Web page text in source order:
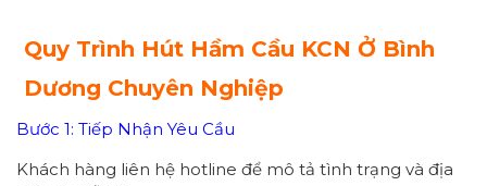
Quy Trình Hút Hầm Cầu KCN Ở Bình
Dương Chuyên Nghiệp
Bước 1: Tiếp Nhận Yêu Cầu
Khách hàng liên hệ hotline để mô tả tình trạng và địa